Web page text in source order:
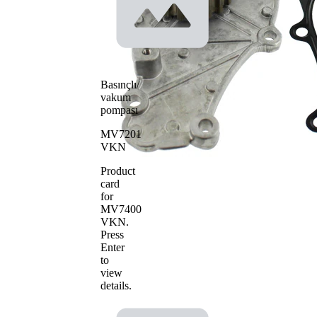
için
pompa
Plastik
SKF
Aquamax
Basınçlı/
vakum
pompası
MV7201
VKN
Product
card
for
MV7400
VKN.
Press
Enter
to
view
details.